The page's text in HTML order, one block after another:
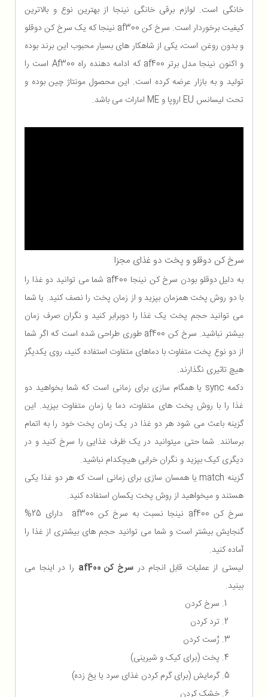
خانگی است. لوازم برقی خانگی نینجا از بهترین نوع و بالاترین
کیفیت برخوردار است. سرخ کن af300 نینجا که یک سرخ کن دوقلو
و بدون روغن است، یکی از شاهکار های بسیار محبوب این برند بوده
و اکنون نینجا مدل برتر af400 که ادامه دهنده راه Af300 است را
تولید و به بازار عرضه کرده است. این محصول مونتاژ چین بوده و
تحت لیسانس EU اروپا و ME امارات می باشد.
سرخ کن دوقلو و پخت دو غذای مجزا
به دلیل دوقلو بودن سرخ کن نینجا af400 شما می توانید دو غذا را
با دو روش پخت همزمان بپزید و از زمان پخت را نصف کنید. یا شما
می توانید حجم پخت یک غذا را دوبرابر کنید و نگران صرف زمان
بیشتر نباشید. سرخ کن af400 طوری طراحی شده است که اگر شما
از دو نوع پخت متفاوت با دماهای متفاوت استفاده کنید، روی یکدیگز
هیچ تاثیری نگذارند.
دکمه sync یا همگام سازی برای زمانی است که شما بخواهید دو
غذا را با روش پخت های متفاوت، دما یا زمان متفاوت بپزید. این
گزینه باعث می شود هر دو غذا در یک زمان پخت خود را به اتمام
برسانند. شما حتی میتوانید در یک ظرف غذایی را سرخ کنید و در
دیگری کیک بپزید و نگران خرابی هیچکدام نباشید.
گزینه match یا همسان سازی برای زمانی است که هر دو غذا یکی
هستند و میخواهید از روش پخت یکسان استفاده کنید.
سرخ کن af400 نینجا نسبت به سرخ کن af300 دارای 25%
گنجایش بیشتر است و شما می توانید حجم های بیشتری از غذا را
آماده کنید.
لیستی از عملیات قابل انجام در سرخ کن af400
را در اینجا می
بینید.
سرخ کردن
ترد کردن
رُست کردن
پخت (برای کیک و شیرینی)
گرمایش (برای گرم کردن غذای سرد یا یخ زده)